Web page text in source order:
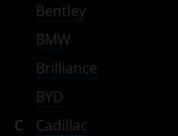
Bentley
BMW
Brilliance
BYD
C
Cadillac